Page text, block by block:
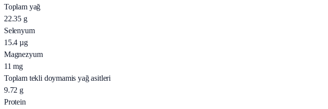
Toplam yağ
22.35 g
Selenyum
15.4 µg
Magnezyum
11 mg
Toplam tekli doymamis yağ asitleri
9.72 g
Protein